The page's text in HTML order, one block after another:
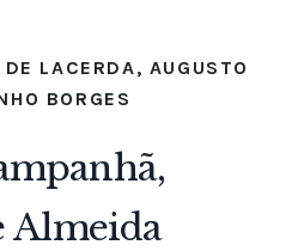
LACERDA, AUGUSTO
BORGES
Almeida